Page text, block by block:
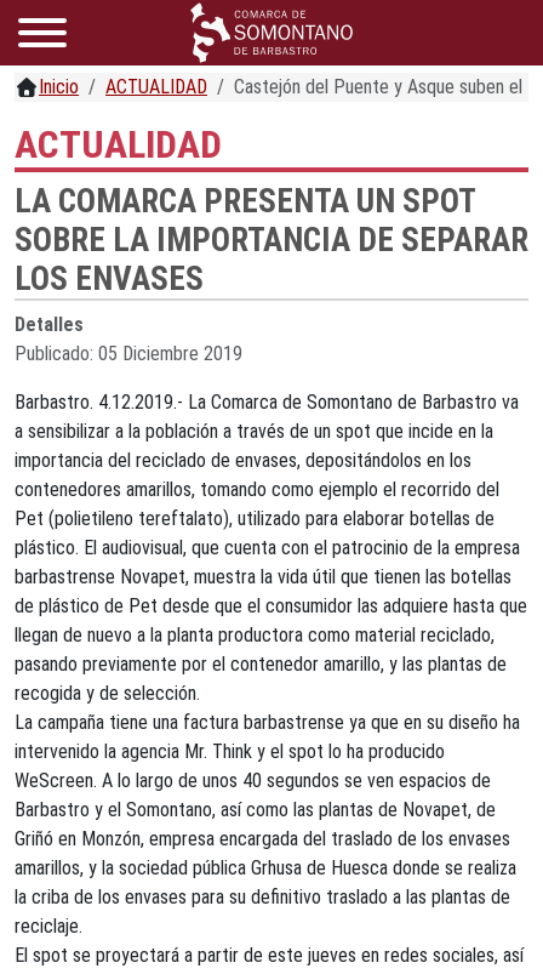
Inicio ACTUALIDAD Castejón del Puente y Asque suben el
ACTUALIDAD
LA COMARCA PRESENTA UN SPOT
SOBRE LA IMPORTANCIA DE SEPARAR
LOS ENVASES
Detalles
Publicado: 05 Diciembre 2019
Barbastro. 4.12.2019.- La Comarca de Somontano de Barbastro va
a sensibilizar a la población a través de un spot que incide en la
importancia del reciclado de envases, depositándolos en los
contenedores amarillos, tomando como ejemplo el recorrido del
Pet (polietileno tereftalato), utilizado para elaborar botellas de
plástico. El audiovisual, que cuenta con el patrocinio de la empresa
barbastrense Novapet, muestra la vida útil que tienen las botellas
de plástico de Pet desde que el consumidor las adquiere hasta que
llegan de nuevo a la planta productora como material reciclado,
pasando previamente por el contenedor amarillo, y las plantas de
recogida y de selección.
La campaña tiene una factura barbastrense ya que en su diseño ha
intervenido la agencia Mr. Think y el spot lo ha producido
WeScreen. A lo largo de unos 40 segundos se ven espacios de
Barbastro y el Somontano, así como las plantas de Novapet, de
Griñó en Monzón, empresa encargada del traslado de los envases
amarillos, y la sociedad pública Grhusa de Huesca donde se realiza
la criba de los envases para su definitivo traslado a las plantas de
reciclaje.
El spot se proyectará a partir de este jueves en redes sociales, así